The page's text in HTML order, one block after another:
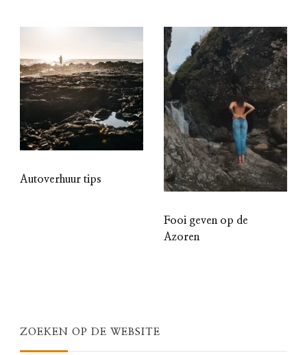
Autoverhuur tips
Fooi geven op de
Azoren
ZOEKEN OP DE WEBSITE